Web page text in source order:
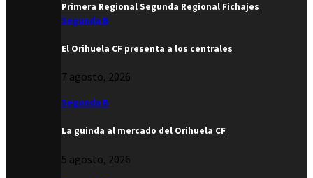
Primera RegionalSegunda Regional Fichajes
Segunda B
El Orihuela CF presenta a los centrales
7 agosto, 2026
Segunda B
La guinda al mercado del Orihuela CF
5 agosto, 2026